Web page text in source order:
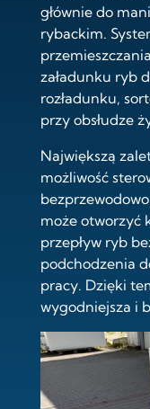
głównie do
rybackim.
załadunku ryb
rozładunku,
przy obsłudze
Największą
możliwość
może otworzyć
przepływ ryb
podchodzenia
pracy. Dzięki
wygodniejsza i